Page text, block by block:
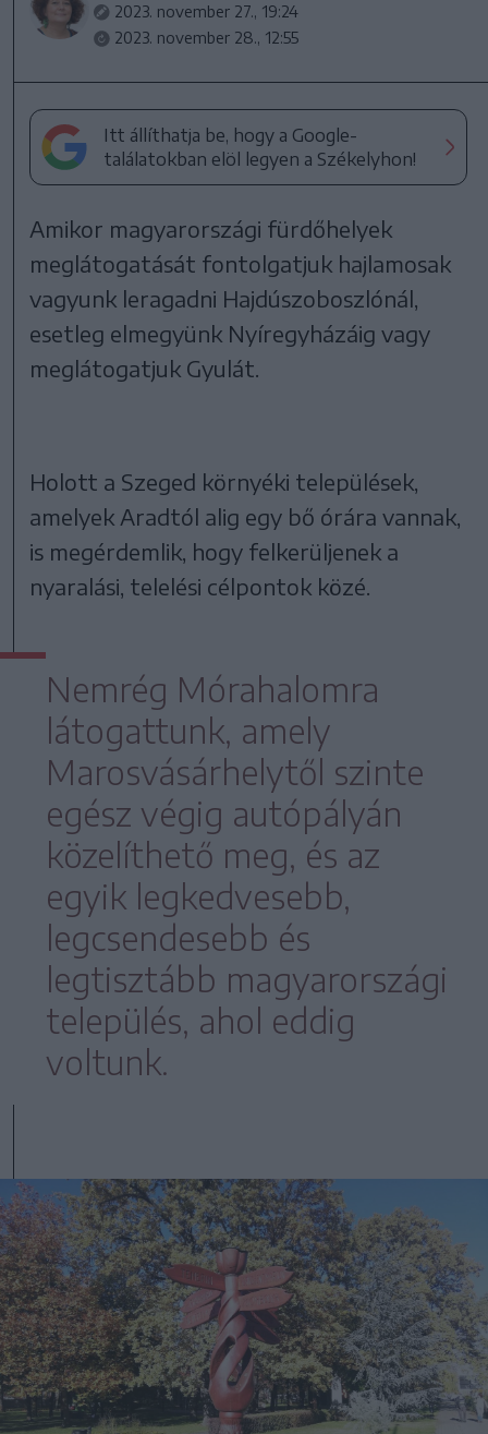
2023. november 27., 19:24
2023. november 28., 12:55
Itt állíthatja be, hogy a Google-
találatokban elöl legyen a Székelyhon!
Amikor magyarországi fürdőhelyek
meglátogatását fontolgatjuk hajlamosak
vagyunk leragadni Hajdúszoboszlónál,
esetleg elmegyünk Nyíregyházáig vagy
meglátogatjuk Gyulát.
Holott a Szeged környéki települések,
amelyek Aradtól alig egy bő órára vannak,
is megérdemlik, hogy felkerüljenek a
nyaralási, telelési célpontok közé.
Nemrég Mórahalomra
látogattunk, amely
Marosvásárhelytől szinte
egész végig autópályán
közelíthető meg, és az
egyik legkedvesebb,
legcsendesebb és
legtisztább magyarországi
település, ahol eddig
voltunk.